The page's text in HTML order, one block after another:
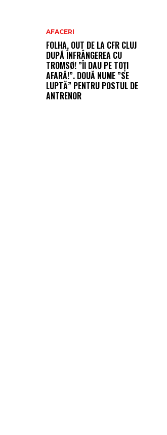
AFACERI
FOLHA, OUT DE LA CFR CLUJ
DUPĂ ÎNFRÂNGEREA CU
TROMSØ! ”ÎI DAU PE TOȚI
AFARĂ!”. DOUĂ NUME ”SE
LUPTĂ” PENTRU POSTUL DE
ANTRENOR